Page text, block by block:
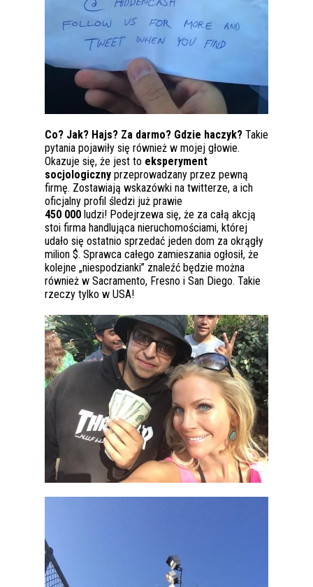
Co? Jak? Hajs? Za darmo? Gdzie haczyk? Takie
pytania pojawiły się również w mojej głowie.
Okazuje się, że jest to eksperyment
socjologiczny przeprowadzany przez pewną
firmę. Zostawiają wskazówki na twitterze, a ich
oficjalny profil śledzi już prawie
450 000 ludzi! Podejrzewa się, że za całą akcją
stoi firma handlująca nieruchomościami, której
udało się ostatnio sprzedać jeden dom za okrągły
milion $. Sprawca całego zamieszania ogłosił, że
kolejne „niespodzianki” znaleźć będzie można
również w Sacramento, Fresno i San Diego. Takie
rzeczy tylko w USA!